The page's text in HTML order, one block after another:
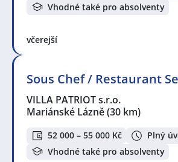
Vhodné také pro absolventy
včerejší
Sous Chef / Restaurant
VILLA PATRIOT s.r.o.
Mariánské Lázně(30 km)
52 000 – 55 000 Kč
Plný
Vhodné také pro absolventy